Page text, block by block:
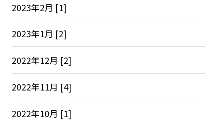
2023年2月 [1]
2023年1月 [2]
2022年12月 [2]
2022年11月 [4]
2022年10月 [1]